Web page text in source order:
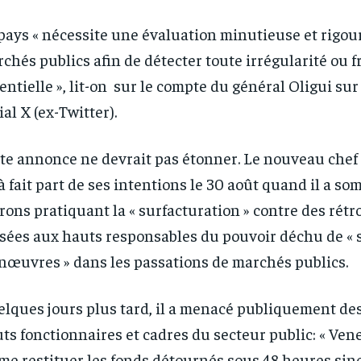
RECOMMENDED
1-YEAR
RECOMMENDED
1-YEAR
« nécessite une évaluation minutieuse et
publics afin de détecter toute irrégularité ou
», lit-on sur le compte du général Oligui sur
X (ex-Twitter).
annonce ne devrait pas étonner. Le nouveau chef
fait part de ses intentions le 30 août quand il a
pratiquant la « surfacturation » contre des
aux hauts responsables du pouvoir déchu de «
» dans les passations de marchés publics.
jours plus tard, il a menacé publiquement
fonctionnaires et cadres du secteur public: «